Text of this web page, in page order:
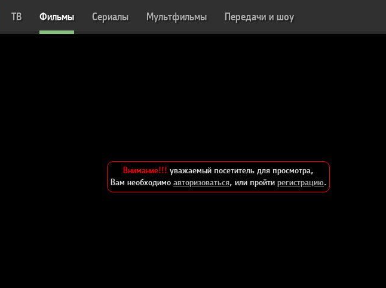
ТВ Фильмы Сериалы Мультфильмы Передачи и шоу
Внимание!!! уважаемый посетитель для просмотра,
Вам необходимо авторизоваться, или пройти регистрацию.